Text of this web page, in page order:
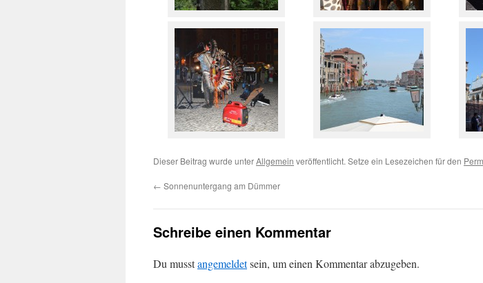
Dieser Beitrag wurde unterAllgemein veröffentlicht. Setze ein Lesezeichen für den
← Sonnenuntergang am Dümmer
Schreibe einen Kommentar
Du musstangemeldetsein, um einen Kommentar abzugeben.